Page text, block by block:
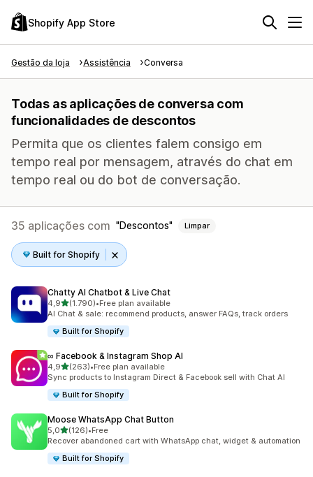
Shopify App Store
Gestão da loja Assistência Conversa
Todas as aplicações de conversa com
funcionalidades de descontos
Permita que os clientes falem consigo em
tempo real por mensagem, através do chat em
tempo real ou do bot de conversação.
35 aplicações com Descontos Limpar
Built for Shopify
Chatty AI Chatbot & Live Chat
4,9de 5 estrelas
(1.790)
1790 total de avaliações
•Free plan available
AI Chat & sale: recommend products, answer FAQs, track orders
Built for Shopify
∞ Facebook & Instagram Shop AI
4,9de 5 estrelas
(263)
263 total de avaliações
•Free plan available
Sync products to Instagram Direct & Facebook sell with Chat AI
Built for Shopify
Moose WhatsApp Chat Button
5,0de 5 estrelas
(126)
126 total de avaliações
•Free
Recover abandoned cart with WhatsApp chat, widget & automation
Built for Shopify